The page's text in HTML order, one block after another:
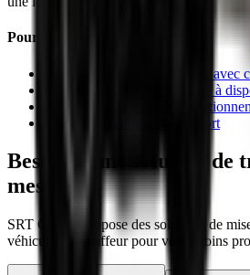
Pour aller plus loin
Service de mise à disposition avec
Définition du service de mise à
Chauffeur à la journée :
Conseils logistique et transport
Besoin d'une
solution de
mesure
SRT Course propose des solutions de
véhicule et chauffeur pour vos besoins